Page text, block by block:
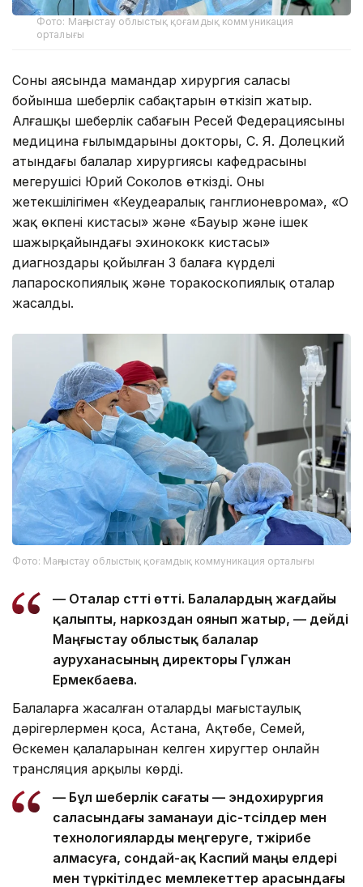
Фото: Маңғыстау облыстық қоғамдық коммуникация
орталығы
Соның аясында мамандар хирургия саласы
бойынша шеберлік сабақтарын өткізіп жатыр.
Алғашқы шеберлік сабағын Ресей Федерациясының
медицина ғылымдарының докторы, С. Я. Долецкий
атындағы балалар хирургиясы кафедрасының
меңгерушісі Юрий Соколов өткізді. Оның
жетекшілігімен «Кеудеаралық ганглионеврома», «Оң
жақ өкпенің кистасы» және «Бауыр және ішек
шажырқайындағы эхинококк кистасы»
диагноздары қойылған 3 балаға күрделі
лапароскопиялық және торакоскопиялық оталар
жасалды.
Фото: Маңғыстау облыстық қоғамдық коммуникация орталығы
— Оталар сәтті өтті. Балалардың жағдайы
қалыпты, наркоздан оянып жатыр, — дейді
Маңғыстау облыстық балалар
ауруханасының директоры Гүлжан
Ермекбаева.
Балаларға жасалған оталарды маңғыстаулық
дәрігерлермен қоса, Астана, Ақтөбе, Семей,
Өскемен қалаларынан келген хиругтер онлайн
трансляция арқылы көрді.
— Бұл шеберлік сағаты — эндохирургия
саласындағы заманауи әдіс-тәсілдер мен
технологияларды меңгеруге, тәжірибе
алмасуға, сондай-ақ Каспий маңы елдері
мен түркітілдес мемлекеттер арасындағы